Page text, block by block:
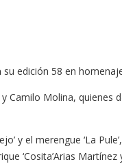
edición 58 en
Camilo Molina, quienes
y el merengue ‘La
‘Cosita’Arias Martínez